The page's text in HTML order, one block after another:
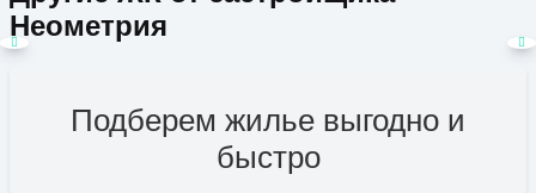
Неометрия
Подберем жилье выгодно и
быстро